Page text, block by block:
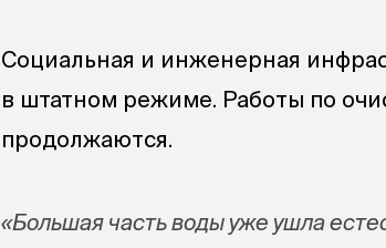
Социальная и инженерная
в штатном режиме. Работы по
продолжаются.
«Большая часть воды уже ушла